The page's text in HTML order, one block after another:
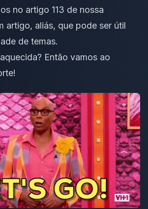
no artigo 113 de nossa
artigo, aliás, que pode ser útil
de temas.
Então vamos ao